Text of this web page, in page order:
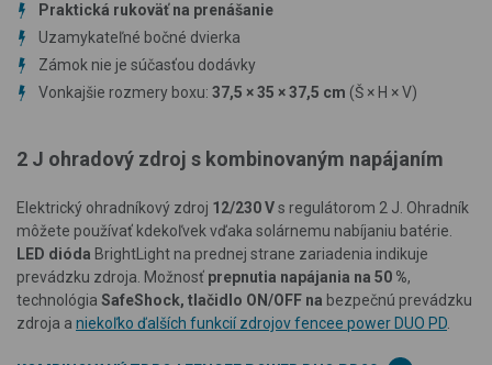
Praktická rukoväť na prenášanie
Uzamykateľné bočné dvierka
Zámok nie je súčasťou dodávky
Vonkajšie rozmery boxu: 37,5 ×35 ×37,5 cm (Š × H × V)
2 J ohradový zdroj s kombinovaným napájaním
Elektrický ohradníkový zdroj 12/230 Vs regulátorom 2 J. Ohradník
môžete používať kdekoľvek vďaka solárnemu nabíjaniu batérie.
LED dióda BrightLight na prednej strane zariadenia indikuje
prevádzku zdroja. Možnosť prepnutia napájania na 50 %,
technológia SafeShock, tlačidlo ON/OFF na bezpečnú prevádzku
zdroja a niekoľko ďalších funkcií zdrojov fencee power DUO PD